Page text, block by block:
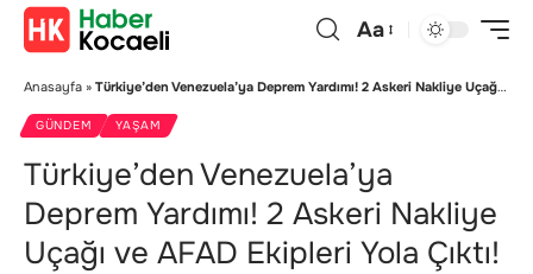
Aa
Anasayfa » Türkiye’den Venezuela’ya Deprem Yardımı! 2 Askeri Nakliye Uçağı ve AFAD Ekipleri Yola Çıktı!
GÜNDEM YAŞAM
Türkiye’den Venezuela’ya
Deprem Yardımı! 2 Askeri Nakliye
Uçağı ve AFAD Ekipleri Yola Çıktı!